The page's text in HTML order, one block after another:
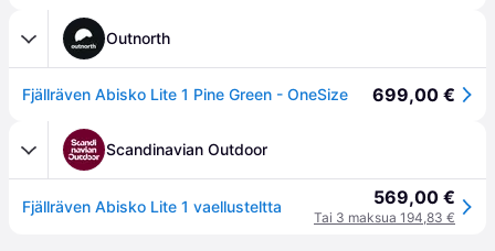
Outnorth
Fjällräven Abisko Lite 1 Pine Green - OneSize 699,00 €
Scandinavian Outdoor
Fjällräven Abisko Lite 1 vaellusteltta 569,00 €
Tai 3 maksua 194,83 €